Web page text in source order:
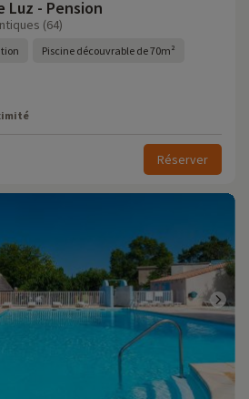
Luz - Pension
(64)
Piscine découvrable de 70m²
Réserver